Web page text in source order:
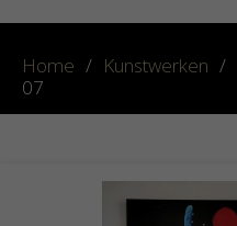
Home / Kunstwerken /
07